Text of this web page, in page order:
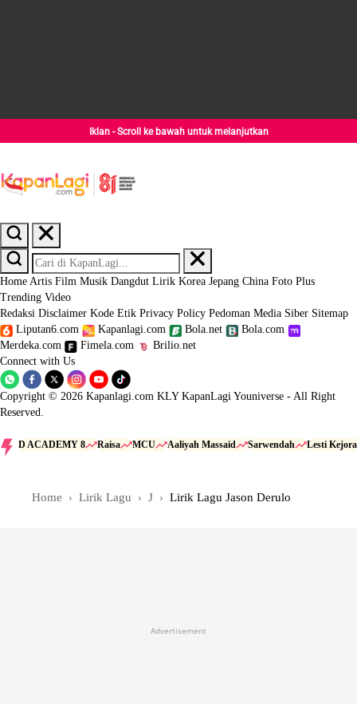
Iklan - Scroll ke bawah untuk melanjutkan
Home Artis Film Musik Dangdut Lirik Korea Jepang China Foto Plus
Trending Video
Redaksi Disclaimer Kode Etik Privacy Policy Pedoman Media Siber Sitemap
Liputan6.com
Kapanlagi.com Bola.net
Bola.com
Merdeka.com
Fimela.com
Brilio.net
Connect with Us
Copyright © 2026 Kapanlagi.com KLY KapanLagi Youniverse - All Right
Reserved.
D ACADEMY 8 Raisa MCU Aaliyah Massaid Sarwendah Lesti Kejora
Home Lirik Lagu J Lirik Lagu Jason Derulo
Advertisement